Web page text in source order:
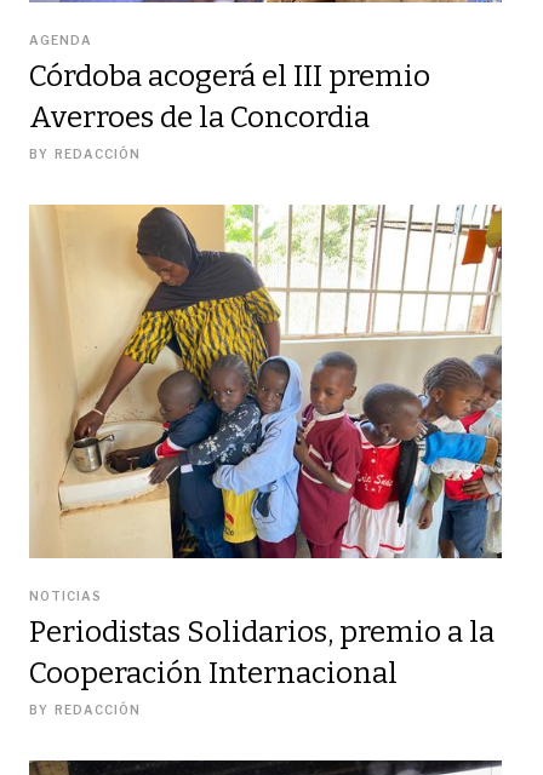
AGENDA
Córdoba acogerá el III premio
Averroes de la Concordia
BY REDACCIÓN
NOTICIAS
Periodistas Solidarios, premio a la
Cooperación Internacional
BY REDACCIÓN